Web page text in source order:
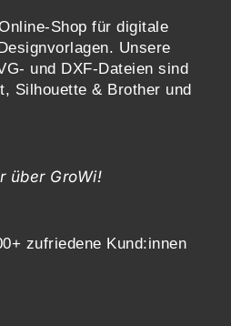
Shop für digitale
. Unsere
und DXF-Dateien sind
Silhouette & Brother und
über GroWi!
zufriedene Kund:innen